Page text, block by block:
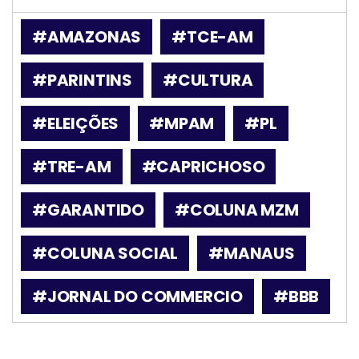
#AMAZONAS
#TCE-AM
#PARINTINS
#CULTURA
#ELEIÇÕES
#MPAM
#PL
#TRE-AM
#CAPRICHOSO
#GARANTIDO
#COLUNA MZM
#COLUNA SOCIAL
#MANAUS
#JORNAL DO COMMERCIO
#BBB